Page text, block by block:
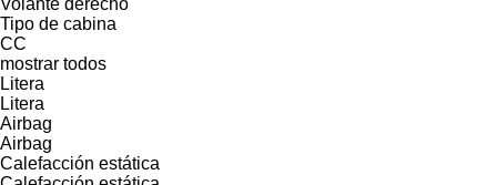
Tipo de cabina
CC
mostrar todos
Litera
Litera
Airbag
Airbag
Calefacción estática